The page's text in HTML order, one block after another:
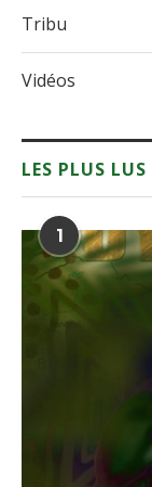
Tribu
Vidéos
LES PLUS LUS
1